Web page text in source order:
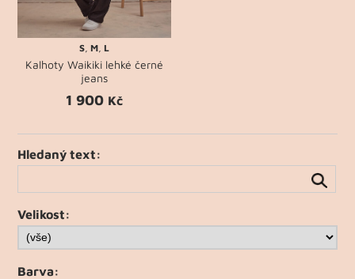
S,M,L
Kalhoty Waikiki lehké černé
jeans
1 900 Kč
Hledaný text:
Velikost:
Barva: